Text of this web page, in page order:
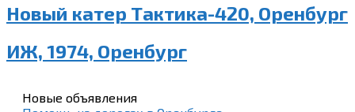
Новый катер Тактика-420, Оренбург
ИЖ, 1974, Оренбург
Новые объявления